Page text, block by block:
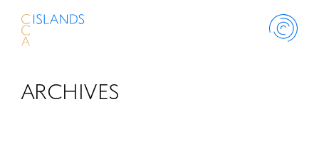
ABOUT
ARCHIVES